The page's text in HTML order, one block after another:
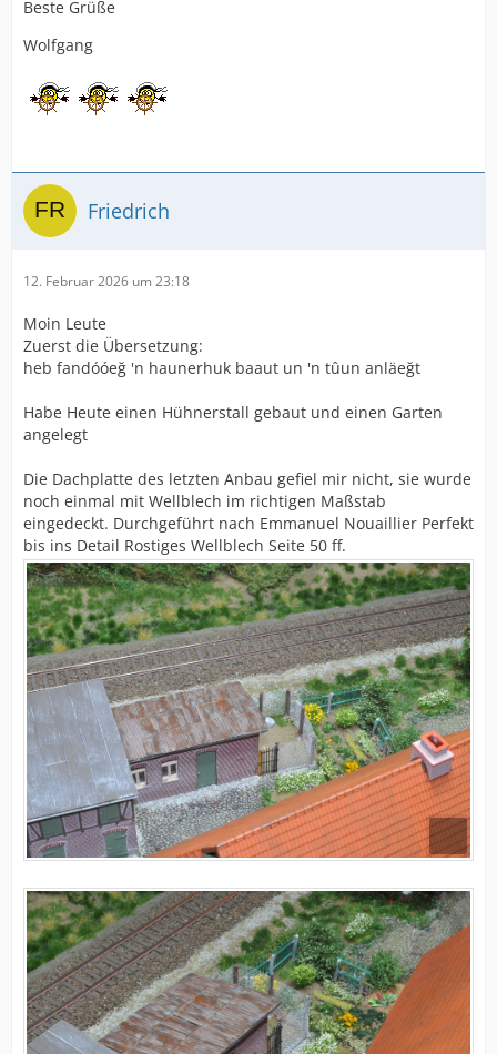
Beste Grüße
Wolfgang
Friedrich
12. Februar 2026 um 23:18
Moin Leute
Zuerst die Übersetzung:
heb fandóóeğ 'n haunerhuk baaut un 'n tûun anläeğt
Habe Heute einen Hühnerstall gebaut und einen Garten
angelegt
Die Dachplatte des letzten Anbau gefiel mir nicht, sie wurde
noch einmal mit Wellblech im richtigen Maßstab
eingedeckt. Durchgeführt nach Emmanuel Nouaillier Perfekt
bis ins Detail Rostiges Wellblech Seite 50 ff.